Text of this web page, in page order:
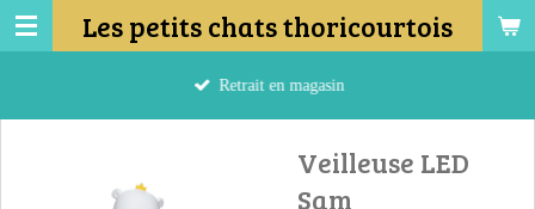
Passer
au
Les petits chats thoricourtois
Retrait en magasin
Veilleuse LED
Sam